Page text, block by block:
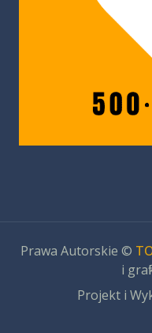
Prawa Autorskie ©
i
Projekt i